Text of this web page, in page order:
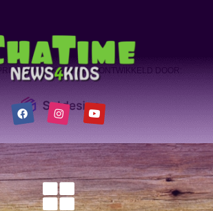
PRIVACY VERKLARING| ONTWIKKELD DOOR: